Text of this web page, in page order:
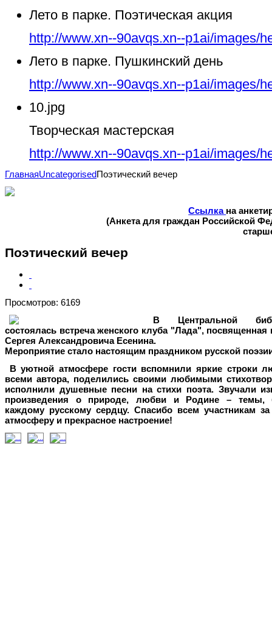
Лето в парке. Поэтическая акция
http://www.xn--90avqs.xn--p1ai/images/
Лето в парке. Пушкинский день
http://www.xn--90avqs.xn--p1ai/images/
10.jpg
Творческая мастерская
http://www.xn--90avqs.xn--p1ai/images/
ГлавнаяUncategorisedПоэтический вечер
Ссылка на
(Анкета для граждан Российской
Поэтический вечер
Просмотров: 6169
В Центральной
состоялась встреча женского клуба "Лада",
Сергея Александровича Есенина.
Мероприятие стало настоящим праздником русской
В уютной атмосфере гости вспомнили яркие строки
всеми автора, поделились своими любимыми
исполнили душевные песни на стихи поэта. Звучали
произведения о природе, любви и Родине – темы,
каждому русскому сердцу. Спасибо всем участникам
атмосферу и прекрасное настроение!